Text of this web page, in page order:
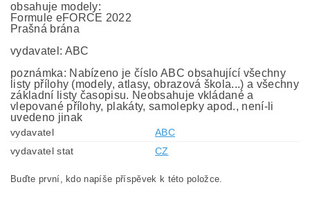
obsahuje modely:
Formule eFORCE 2022
Prašná brána
vydavatel: ABC
poznámka: Nabízeno je číslo ABC obsahující všechny
listy přílohy (modely, atlasy, obrazová škola...) a všechny
základní listy časopisu. Neobsahuje vkládané a
vlepované přílohy, plakáty, samolepky apod., není-li
uvedeno jinak
vydavatel
ABC
vydavatel stat
CZ
Buďte první, kdo napíše příspěvek k této položce.